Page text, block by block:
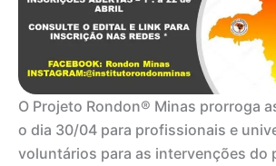
O Projeto Rondon® Minas prorroga
o dia 30/04 para profissionais e
voluntários para as intervenções do